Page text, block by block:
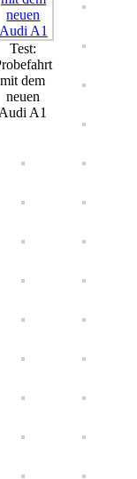
Test:
mit dem
neuen
Audi A1